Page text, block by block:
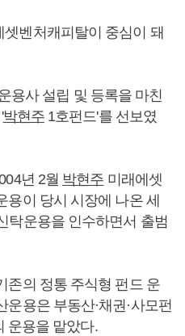
벤처캐피탈이 중심이 돼
용사 설립 및 등록을 마친
박현주1호펀드'를 선보였
년 2월 박현주 미래에셋
용이 당시 시장에 나온 세
탁운용을 인수하면서 출범
존의 정통 주식형 펀드 운
용은 부동산·채권·사모펀
운용을 맡았다.